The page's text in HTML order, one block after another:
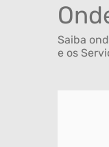
Saiba
e os